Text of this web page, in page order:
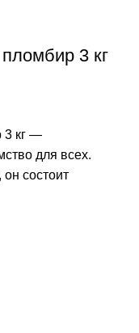
3 кг
3 кг —
для всех.
он состоит